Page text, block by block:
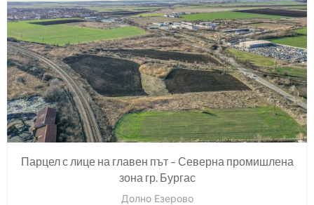
Парцел с лице на главен път – Северна промишлена
зона гр. Бургас
Долно Езерово